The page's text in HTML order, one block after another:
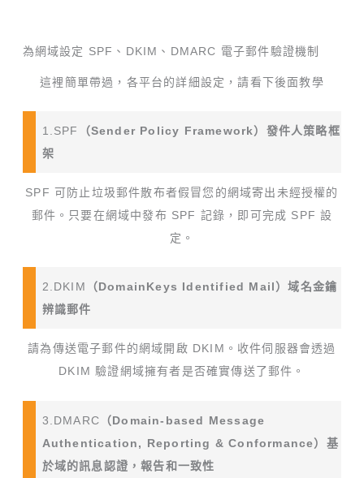
為網域設定 SPF、DKIM、DMARC 電子郵件驗證機制
這裡簡單帶過，各平台的詳細設定，請看下後面教學
1.SPF
（Sender Policy Framework）發件人策略框
架
SPF 可防止垃圾郵件散布者假冒您的網域寄出未經授權的
郵件。只要在網域中發布 SPF 記錄，即可完成 SPF 設
定。
2.DKIM
（DomainKeys Identified Mail）域名金鑰
辨識郵件
請為傳送電子郵件的網域開啟 DKIM。收件伺服器會透過
DKIM 驗證網域擁有者是否確實傳送了郵件。
3.DMARC （Domain-based Message
Authentication, Reporting & Conformance）基
於域的訊息認證，報告和一致性